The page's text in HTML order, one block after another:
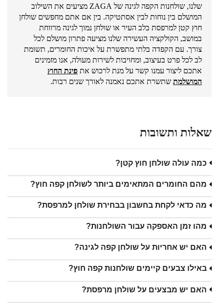
שלנו, שולחנות הקפה לגינה של ZAGA מציעים את השילוב
המושלם בין נוחות לבין אסתטיקה. בין אם אתם מחפשים שולחן
חוץ קטן למרפסת בלב העיר או שולחן נמוך לגינה מרווחת
במושב, הקולקציה העשירה שלנו מציעה פתרון מושלם לכל
צורך. עם הקפדה בלתי מתפשרת על איכות החומרים, תשומת
לב לכל פרט בעיצוב, ומחויבות לשירות מעולה, אנו מזמינים
אתכם ליצור עמנו קשר על מנת לרכוש את פינת החוץ
המושלמת שתשרת אתכם נאמנה לאורך שנים רבות.
שאלות ותשובות
כמה עולה שולחן חוץ קטן?
מהם החומרים המתאימים ביותר לשולחן קפה חוץ?
מה כדאי לקחת בחשבון בבחירת שולחן למרפסת?
מהו זמן האספקה עבור השולחנות?
האם יש אחריות על שולחן קפה לגינה?
באילו צבעים קיימים שולחנות קפה חוץ?
האם יש מבצעים על שולחן מרפסת?